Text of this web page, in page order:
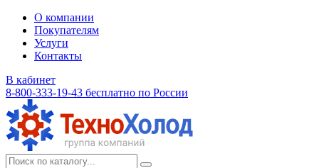
О компании
Покупателям
Услуги
Контакты
В кабинет
8-800-333-19-43 бесплатно по России